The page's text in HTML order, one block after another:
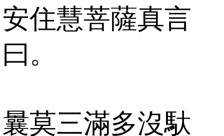
安住慧菩薩真言
曰。
曩莫三滿多沒馱